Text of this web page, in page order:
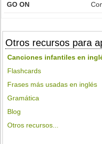
GO ON
Otros recursos para
Canciones infantiles en
Flashcards
Frases más usadas en inglés
Gramática
Blog
Otros recursos...